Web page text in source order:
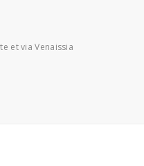
et via Venaissia